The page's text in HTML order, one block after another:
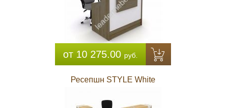
от 10 275.00 руб.
Ресепшн STYLE White